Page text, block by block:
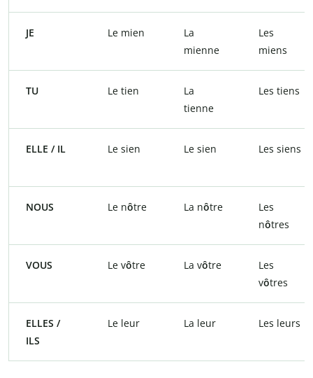
JE Le mien
La
mienne
Les
miens
TU Le tien
La
tienne
Les tiens
ELLE / IL Le sien Le sien Les siens
NOUS Le nôtre La nôtre
Les
nôtres
VOUS Le vôtre La vôtre
Les
vôtres
ELLES /
ILS
Le leur La leur Les leurs